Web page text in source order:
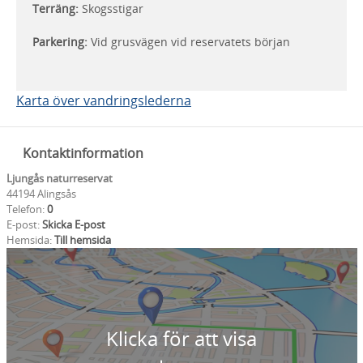
Terräng: Skogsstigar
Parkering: Vid grusvägen vid reservatets början
Karta över vandringslederna
Kontaktinformation
Ljungås naturreservat
44194 Alingsås
Telefon:0
E-post:Skicka E-post
Hemsida:Till hemsida
Klicka för att visa